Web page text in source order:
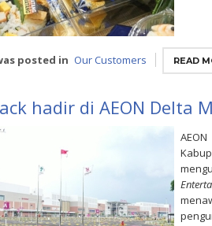
posted in Our Customers READ
hadir di AEON Delta